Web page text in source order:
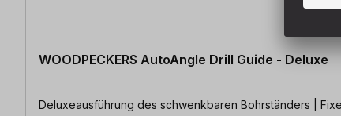
WOODPECKERS AutoAngle Drill Guide - Deluxe
Deluxeausführung des schwenkbaren Bohrständers |